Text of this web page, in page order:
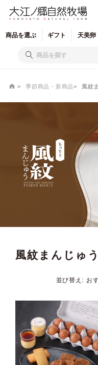
商品を選ぶ ギフト 天美卵
季節商品・新商品 風紋
風
風紋まんじゅう
並び替え お